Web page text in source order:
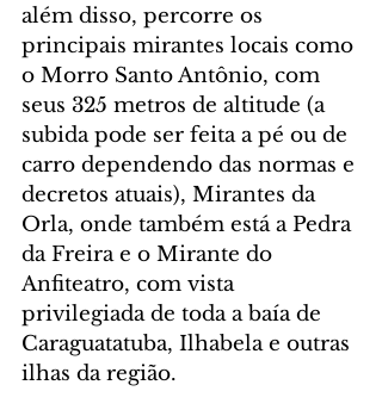
além disso, percorre os
principais mirantes locais como
o Morro Santo Antônio, com
seus 325 metros de altitude (a
subida pode ser feita a pé ou de
carro dependendo das normas e
decretos atuais), Mirantes da
Orla, onde também está a Pedra
da Freira e o Mirante do
Anfiteatro, com vista
privilegiada de toda a baía de
Caraguatatuba, Ilhabela e outras
ilhas da região.